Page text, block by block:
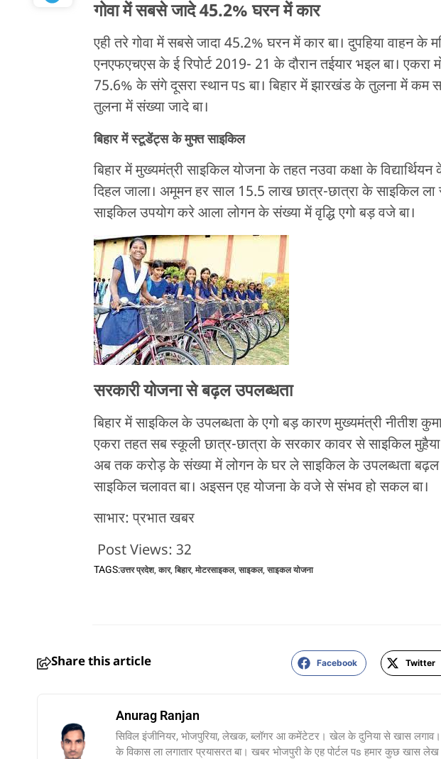
गोवा में सबसे जादे 45.2% घरन में कार
एही तरे गोवा में सबसे जादा 45.2% घरन में कार बा। दुपहिया वाहन के
एनएफएचएस के ई रिपोर्ट 2019- 21 के दौरान तईयार भइल बा। एकरा
75.6% के संगे दूसरा स्थान पs बा। बिहार में झारखंड के तुलना में कम
तुलना में संख्या जादे बा।
बिहार में स्टूडेंट्स के मुफ्त साइकिल
बिहार में मुख्यमंत्री साइकिल योजना के तहत नउवा कक्षा के
दिहल जाला। अमूमन हर साल 15.5 लाख छात्र-छात्रा के साइकिल
साइकिल उपयोग करे आला लोगन के संख्या में वृद्धि एगो बड़ वजे बा।
सरकारी योजना से बढ़ल उपलब्धता
बिहार में साइकिल के उपलब्धता के एगो बड़ कारण मुख्यमंत्री नीतीश
एकरा तहत सब स्कूली छात्र-छात्रा के सरकार कावर से साइकिल
अब तक करोड़ के संख्या में लोगन के घर ले साइकिल के उपलब्धता बढ़ल
साइकिल चलावत बा। अइसन एह योजना के वजे से संभव हो सकल बा।
साभार: प्रभात खबर
Post Views: 32
TAGS:उत्तर प्रदेश, कार, बिहार, मोटरसाइकल, साइकल, साइकल योजना
Share this article Facebook
Anurag Ranjan
सिविल इंजीनियर, भोजपुरिया, लेखक, ब्लॉगर आ कमेंटेटर। खेल के दुनिया से खास लगाव।
के विकास ला लगातार प्रयासरत बा। खबर भोजपुरी के एह पोर्टल पs हमार कुछ